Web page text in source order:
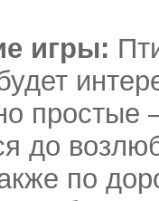
игры:
простые
до
по